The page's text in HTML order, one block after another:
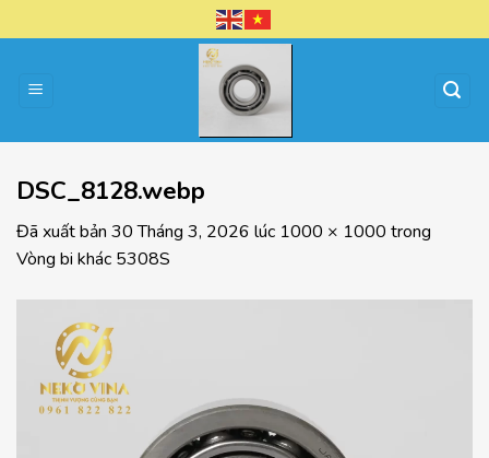
đến
dung
DSC_8128.webp
Đã xuất bản 30 Tháng 3, 2026 lúc 1000 × 1000 trong
Vòng bi khác 5308S